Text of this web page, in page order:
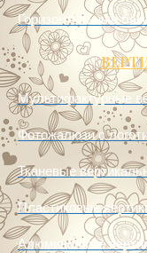
Горизонтальные
Мультифактурные
Фотожалюзи с
Тканевые
Пластиковые
Алюминиевые